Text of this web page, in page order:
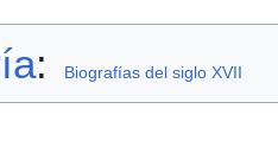
: Biografías del siglo XVII